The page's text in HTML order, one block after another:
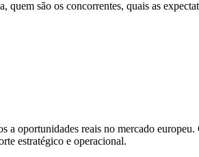
quem são os concorrentes, quais as
oportunidades reais no mercado
estratégico e operacional.